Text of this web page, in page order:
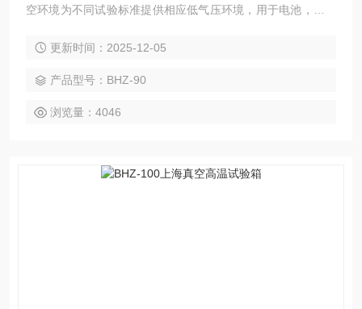
空环境为不同试验标准提供相应低气压环境，用于电池，电容
品的脱气，除湿等生产过程.内外部材质： 内箱采用SUS#304
更新时间：2025-12-05
产品型号：BHZ-90
浏览量：4046